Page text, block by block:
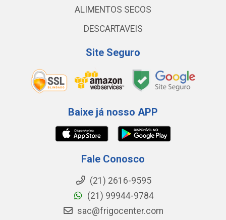
ALIMENTOS SECOS
DESCARTAVEIS
Site Seguro
Baixe já nosso APP
Fale Conosco
(21) 2616-9595
(21) 99944-9784
sac@frigocenter.com